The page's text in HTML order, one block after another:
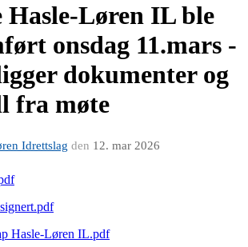
Hasle-Løren IL ble
onsdag 11.mars -
dokumenter og
fra møte
Idrettslag den 12. mar 2026
Hasle-Løren IL.pdf